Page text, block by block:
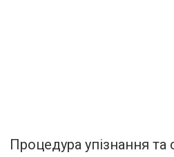
Процедура упізнання